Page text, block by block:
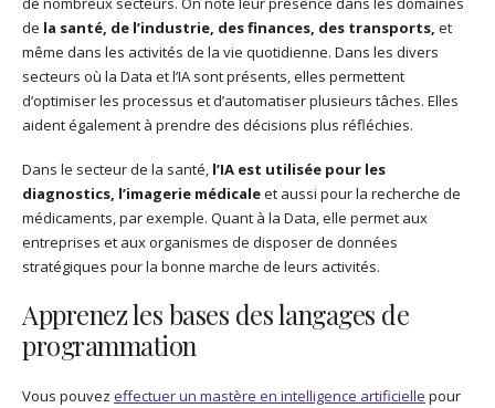
de la santé, de l’industrie, des finances, des transports, et
même dans les activités de la vie quotidienne. Dans les divers
secteurs où la Data et l’IA sont présents, elles permettent
d’optimiser les processus et d’automatiser plusieurs tâches. Elles
aident également à prendre des décisions plus réfléchies.
Dans le secteur de la santé, l’IA est utilisée pour les
diagnostics, l’imagerie médicaleet aussi pour la recherche de
médicaments, par exemple. Quant à la Data, elle permet aux
entreprises et aux organismes de disposer de données
stratégiques pour la bonne marche de leurs activités.
Apprenez les bases des langages de
programmation
Vous pouvez effectuer un mastère en intelligence artificielle pour